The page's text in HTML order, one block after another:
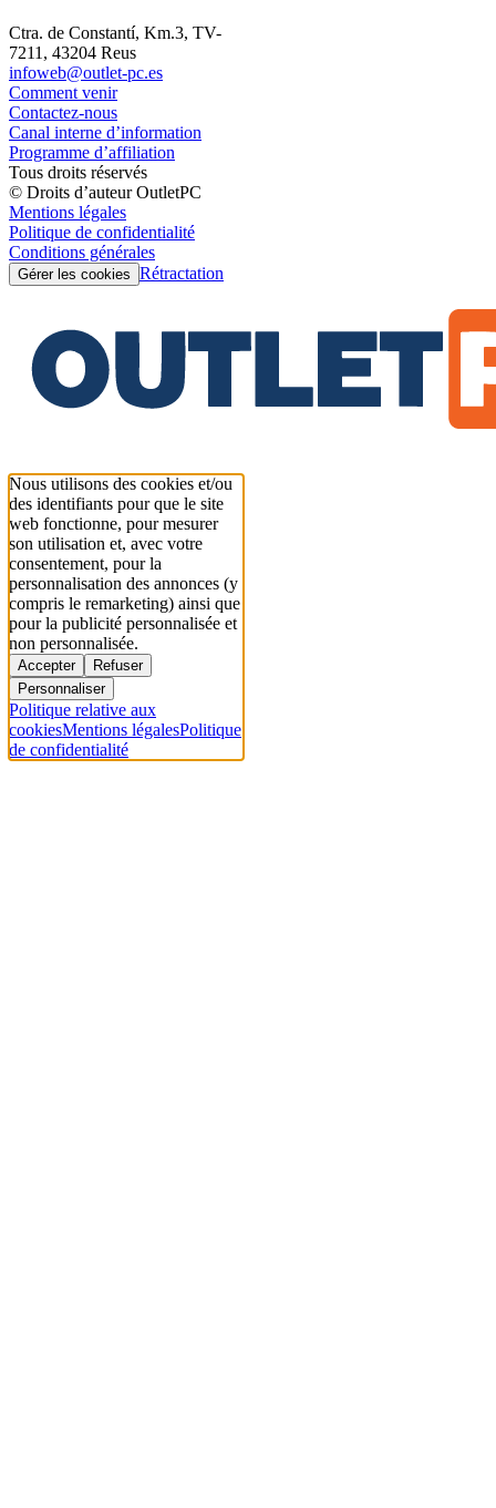
Ctra. de Constantí, Km.3, TV-
7211, 43204 Reus
infoweb@outlet-pc.es
Comment venir
Contactez-nous
Canal interne d’information
Programme d’affiliation
Tous droits réservés
© Droits d’auteur OutletPC
Mentions légales
Politique de confidentialité
Conditions générales
Gérer les cookies Rétractation
Nous utilisons des cookies et/ou
des identifiants pour que le site
web fonctionne, pour mesurer
son utilisation et, avec votre
consentement, pour la
personnalisation des annonces (y
compris le remarketing) ainsi que
pour la publicité personnalisée et
non personnalisée.
Accepter
Refuser
Personnaliser
Politique relative aux
cookiesMentions légalesPolitique
de confidentialité